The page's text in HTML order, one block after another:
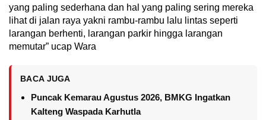
yang paling sederhana dan hal yang paling sering mereka
lihat di jalan raya yakni rambu-rambu lalu lintas seperti
larangan berhenti, larangan parkir hingga larangan
memutar” ucap Wara
BACA JUGA
Puncak Kemarau Agustus 2026, BMKG Ingatkan
Kalteng Waspada Karhutla